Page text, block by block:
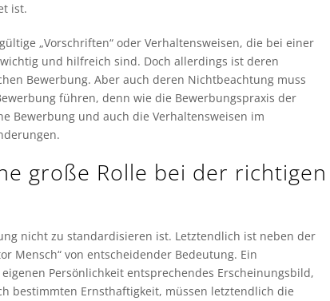
ist.
„Vorschriften“ oder Verhaltensweisen, die bei einer
und hilfreich sind. Doch allerdings ist deren
Bewerbung. Aber auch deren Nichtbeachtung muss
führen, denn wie die Bewerbungspraxis der
Bewerbung und auch die Verhaltensweisen im
große Rolle bei der richtigen
nicht zu standardisieren ist. Letztendlich ist neben der
Mensch“ von entscheidender Bedeutung. Ein
Persönlichkeit entsprechendes Erscheinungsbild,
bestimmten Ernsthaftigkeit, müssen letztendlich die